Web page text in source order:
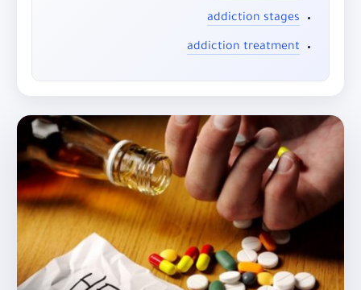
addiction stages
addiction treatment